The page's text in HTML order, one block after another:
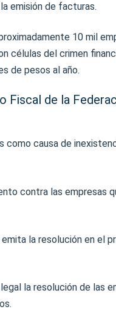
emisión de facturas.
10 mil
células del crimen
de pesos al año.
Fiscal de la
como causa de
contra las empresas
la resolución en el
la resolución de las